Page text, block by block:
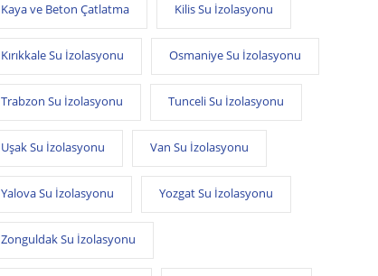
Kaya ve Beton Çatlatma Kilis Su İzolasyonu
Kırıkkale Su İzolasyonu Osmaniye Su İzolasyonu
Trabzon Su İzolasyonu Tunceli Su İzolasyonu
Uşak Su İzolasyonu Van Su İzolasyonu
Yalova Su İzolasyonu Yozgat Su İzolasyonu
Zonguldak Su İzolasyonu